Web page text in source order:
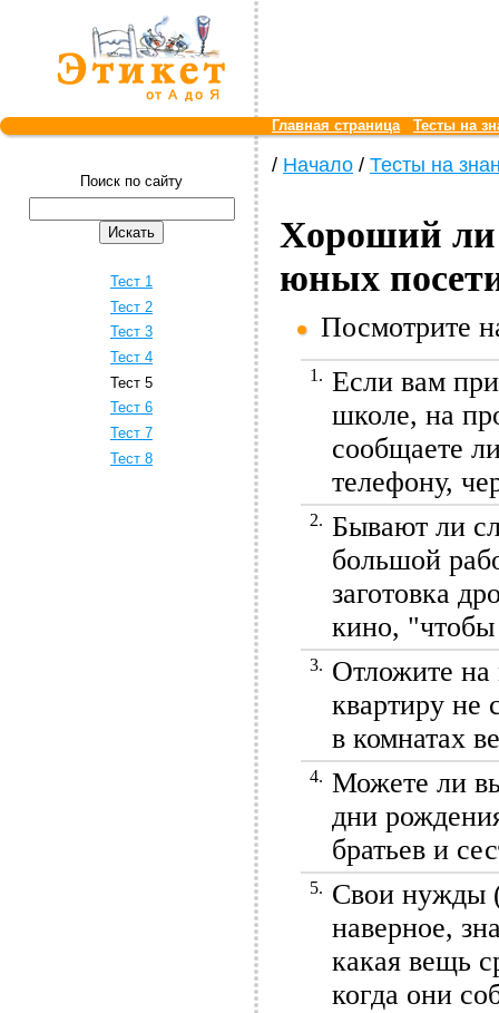
Главная страница Тесты на
Поиск по сайту
Тест 1
Тест 2
Тест 3
Тест 4
Тест 5
Тест 6
Тест 7
Тест 8
/ Начало / Тесты на
Хороший ли
юных
Посмотрите
1. Если вам
школе, на
сообщаете
телефону,
2. Бывают ли
большой
заготовка
кино,
3. Отложите
квартиру не
в комнатах
4. Можете ли вы
дни
братьев и
5. Свои нужды
наверное,
какая вещь
когда они